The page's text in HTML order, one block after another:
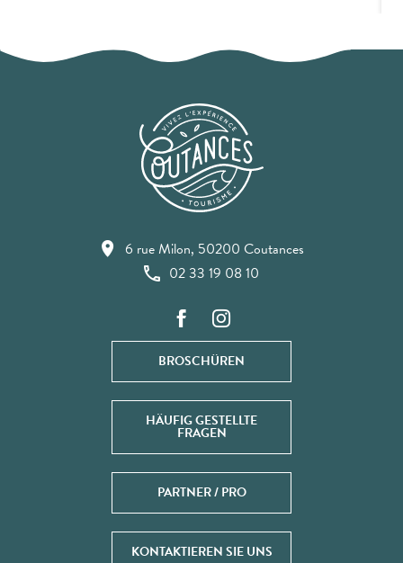
6 rue Milon, 50200 Coutances
02 33 19 08 10
BROSCHÜREN
HÄUFIG GESTELLTE
FRAGEN
PARTNER / PRO
KONTAKTIEREN SIE UNS